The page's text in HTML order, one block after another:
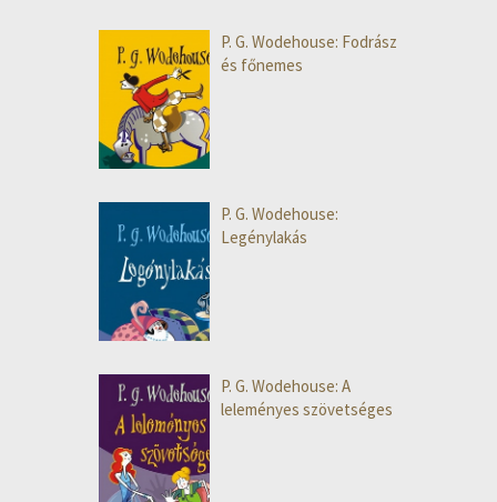
P. G. Wodehouse: Fodrász
és főnemes
P. G. Wodehouse:
Legénylakás
P. G. Wodehouse: A
leleményes szövetséges